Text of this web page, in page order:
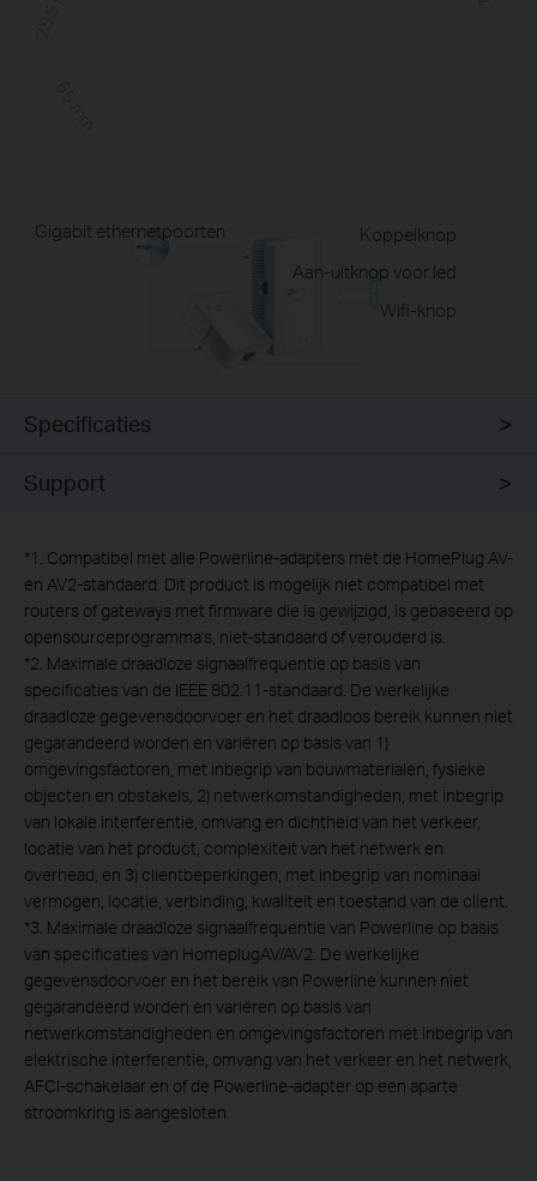
Gigabit ethernetpoorten
Koppelknop
Aan-uitknop voor led
Wifi-knop
Specificaties
Support
*1. Compatibel met alle Powerline-adapters met de HomePlug AV-
en AV2-standaard. Dit product is mogelijk niet compatibel met
routers of gateways met firmware die is gewijzigd, is gebaseerd op
opensourceprogramma's, niet-standaard of verouderd is.
*2. Maximale draadloze signaalfrequentie op basis van
specificaties van de IEEE 802.11-standaard. De werkelijke
draadloze gegevensdoorvoer en het draadloos bereik kunnen niet
gegarandeerd worden en variëren op basis van 1)
omgevingsfactoren, met inbegrip van bouwmaterialen, fysieke
objecten en obstakels, 2) netwerkomstandigheden, met inbegrip
van lokale interferentie, omvang en dichtheid van het verkeer,
locatie van het product, complexiteit van het netwerk en
overhead, en 3) clientbeperkingen, met inbegrip van nominaal
vermogen, locatie, verbinding, kwaliteit en toestand van de client.
*3. Maximale draadloze signaalfrequentie van Powerline op basis
van specificaties van HomeplugAV/AV2. De werkelijke
gegevensdoorvoer en het bereik van Powerline kunnen niet
gegarandeerd worden en variëren op basis van
netwerkomstandigheden en omgevingsfactoren met inbegrip van
elektrische interferentie, omvang van het verkeer en het netwerk,
AFCI-schakelaar en of de Powerline-adapter op een aparte
stroomkring is aangesloten.